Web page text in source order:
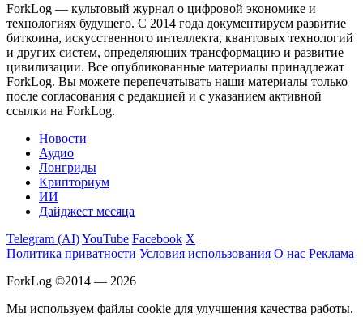
ForkLog — культовый журнал о цифровой экономике и
технологиях будущего. С 2014 года документируем развитие
биткоина, искусственного интеллекта, квантовых технологий
и других систем, определяющих трансформацию и развитие
цивилизации. Все опубликованные материалы принадлежат
ForkLog. Вы можете перепечатывать наши материалы только
после согласования с редакцией и с указанием активной
ссылки на ForkLog.
Новости
Аудио
Лонгриды
Крипториум
ИИ
Дайджест месяца
Telegram (AI)YouTube Facebook X
Политика приватности Условия использования О нас Реклама
ForkLog ©2014 — 2026
Мы используем файлы cookie для улучшения качества работы.